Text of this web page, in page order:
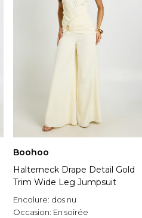
Boohoo
Halterneck Drape Detail Gold
Trim Wide Leg Jumpsuit
Encolure: dos nu
Occasion: En soirée